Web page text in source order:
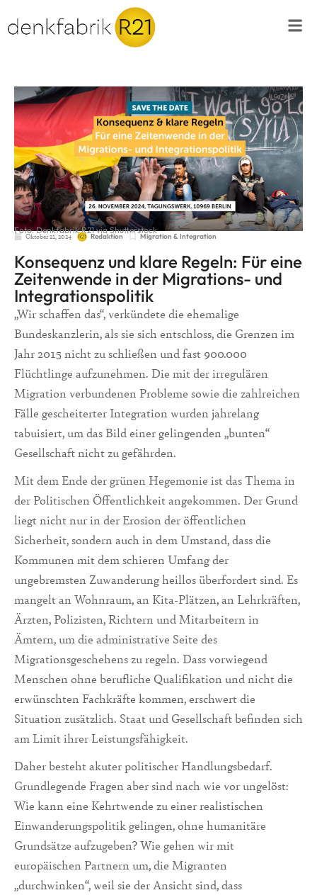
Foto: Denkfabrik R21 via Shutterstock
Oktober 21, 2024 Redaktion Migration & Integration
Konsequenz und klare Regeln: Für eine
Zeitenwende in der Migrations- und
Integrationspolitik
„Wir schaffen das“, verkündete die ehemalige
Bundeskanzlerin, als sie sich entschloss, die Grenzen im
Jahr 2015 nicht zu schließen und fast 900.000
Flüchtlinge aufzunehmen. Die mit der irregulären
Migration verbundenen Probleme sowie die zahlreichen
Fälle gescheiterter Integration wurden jahrelang
tabuisiert, um das Bild einer gelingenden „bunten“
Gesellschaft nicht zu gefährden.
Mit dem Ende der grünen Hegemonie ist das Thema in
der Politischen Öffentlichkeit angekommen. Der Grund
liegt nicht nur in der Erosion der öffentlichen
Sicherheit, sondern auch in dem Umstand, dass die
Kommunen mit dem schieren Umfang der
ungebremsten Zuwanderung heillos überfordert sind. Es
mangelt an Wohnraum, an Kita-Plätzen, an Lehrkräften,
Ärzten, Polizisten, Richtern und Mitarbeitern in
Ämtern, um die administrative Seite des
Migrationsgeschehens zu regeln. Dass vorwiegend
Menschen ohne berufliche Qualifikation und nicht die
erwünschten Fachkräfte kommen, erschwert die
Situation zusätzlich. Staat und Gesellschaft befinden sich
am Limit ihrer Leistungsfähigkeit.
Daher besteht akuter politischer Handlungsbedarf.
Grundlegende Fragen aber sind nach wie vor ungelöst:
Wie kann eine Kehrtwende zu einer realistischen
Einwanderungspolitik gelingen, ohne humanitäre
Grundsätze aufzugeben? Wie gehen wir mit
europäischen Partnern um, die Migranten
„durchwinken“, weil sie der Ansicht sind, dass